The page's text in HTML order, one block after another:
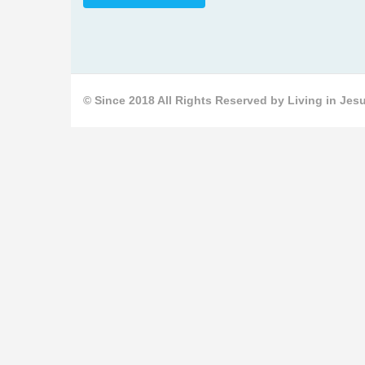
© Since 2018 All Rights Reserved by Living in